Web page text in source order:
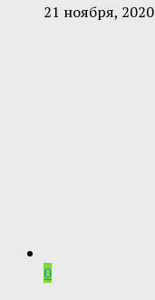
21 ноября, 2020
0